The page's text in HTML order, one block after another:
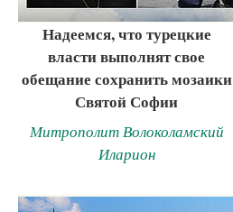
Надеемся, что турецкие
власти выполнят свое
обещание сохранить мозаики
Святой Софии
Митрополит Волоколамский
Иларион